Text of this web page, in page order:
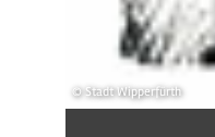
© Stadt Wipperfürth